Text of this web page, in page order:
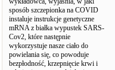
sposób szczepionka na COVID
instaluje instrukcje genetyczne
mRNA z białka wypustek SARS-
Cov2, które następnie
wykorzystuje nasze ciało do
powielania się, co powoduje
bezpłodność, krzepnięcie krwi i